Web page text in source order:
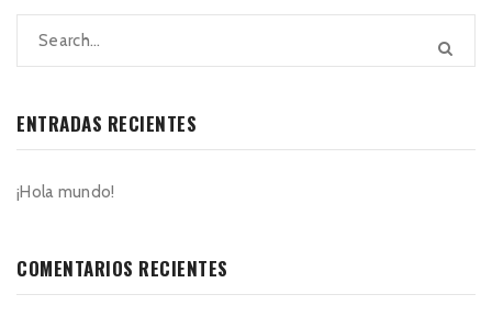
ENTRADAS RECIENTES
¡Hola mundo!
COMENTARIOS RECIENTES